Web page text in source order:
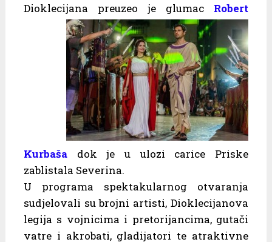
Dioklecijana preuzeo je glumac Robert
Kurbašadok je u ulozi carice Priske
zablistala Severina.
U programa spektakularnog otvaranja
sudjelovali su brojni artisti, Dioklecijanova
legija s vojnicima i pretorijancima, gutači
vatre i akrobati, gladijatori te atraktivne